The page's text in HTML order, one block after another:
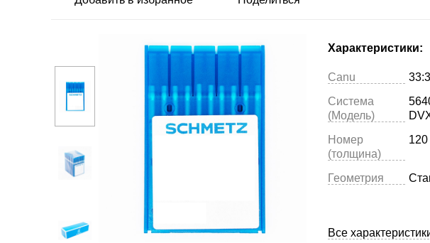
Характеристики:
Canu
Система
(Модель)
Номер
(толщина)
Геометрия
Все